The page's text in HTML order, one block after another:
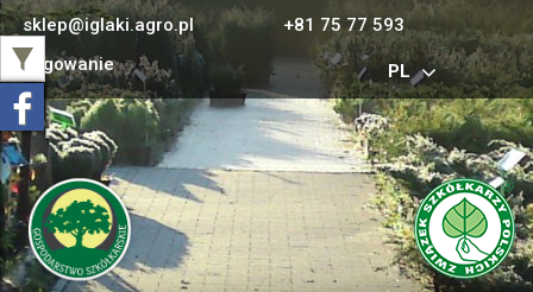
sklep@iglaki.agro.pl
+81 75 77 593
Logowanie
PL